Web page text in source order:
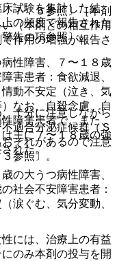
試験を集計した結
の頻度で報告された
告の項参照〕。
性障害、７〜１８歳
害患者：食欲減退、
動不安定（泣き、気
なお、自殺念慮、自
障害患者で、また、
主に７〜１８歳の強
れた。
の大うつ病性障害、
社会不安障害患者：
涙ぐむ、気分変動、
７．５参照〕［本剤
（本剤との相互作用
作用の増強が報告さ
十分に注意しながら
適合分泌症候群（Ｓ
それがあるので注意
参照〕。
には、治療上の有益
のみ本剤の投与を開